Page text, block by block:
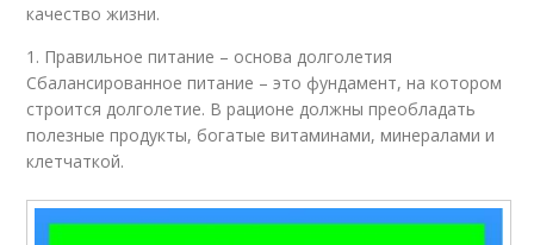
качество жизни.
1. Правильное питание – основа долголетия
Сбалансированное питание – это фундамент, на котором
строится долголетие. В рационе должны преобладать
полезные продукты, богатые витаминами, минералами и
клетчаткой.